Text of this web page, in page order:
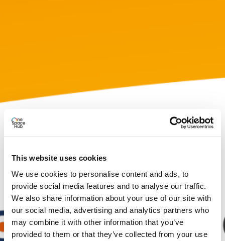
This website uses cookies
We use cookies to personalise content and ads, to
provide social media features and to analyse our traffic.
We also share information about your use of our site with
our social media, advertising and analytics partners who
may combine it with other information that you’ve
provided to them or that they’ve collected from your use